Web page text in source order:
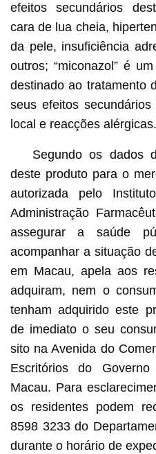
efeitos secundários
cara de lua cheia,
da pele, insuficiência
outros; “miconazol” é
destinado ao tratamento
seus efeitos
local e reacções alérgicas.
Segundo os dados
deste produto para o
autorizada pelo
Administração
assegurar a saúde
acompanhar a situação
em Macau, apela aos
adquiram, nem o
tenham adquirido este
de imediato o seu
sito na Avenida do
Escritórios do
Macau. Para
os residentes podem
8598 3233 do
durante o horário de